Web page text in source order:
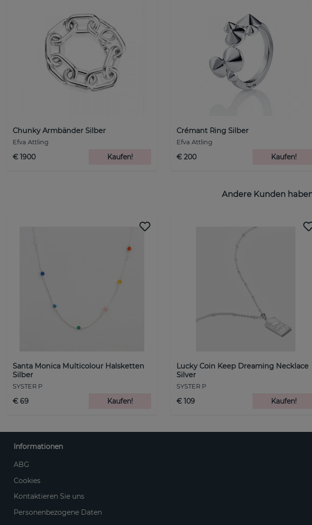
Chunky Armbänder Silber
Efva Attling
€ 1900 Kaufen!
Crémant Ring Silber
Efva Attling
€ 200 Kaufen!
Andere Kunden
Santa Monica Multicolour Halsketten
Silber
SYSTER P
€ 69 Kaufen!
Lucky Coin Keep Dreaming Necklace
Silver
SYSTER P
€ 109 Kaufen!
Informationen
ABG
Cookies
Kontaktieren Sie uns
Personenbezogene Daten